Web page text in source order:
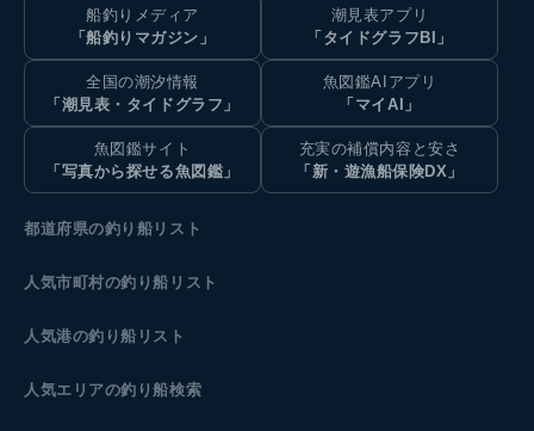
船釣りメディア
「船釣りマガジン」
潮見表アプリ
「タイドグラフBI」
全国の潮汐情報
「潮見表・タイドグラフ」
魚図鑑AIアプリ
「マイAI」
魚図鑑サイト
「写真から探せる魚図鑑」
充実の補償内容と安さ
「新・遊漁船保険DX」
都道府県の釣り船リスト
人気市町村の釣り船リスト
人気港の釣り船リスト
人気エリアの釣り船検索